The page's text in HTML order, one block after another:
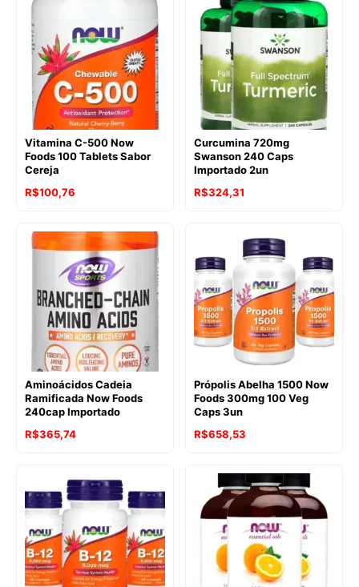
Vitamina C-500 Now
Foods 100 Tablets Sabor
Cereja
R$100,76
Curcumina 720mg
Swanson 240 Caps
Importado 2un
R$324,31
Aminoácidos Cadeia
Ramificada Now Foods
240cap Importado
R$365,74
Própolis Abelha 1500 Now
Foods 300mg 100 Veg
Caps 3un
R$658,53